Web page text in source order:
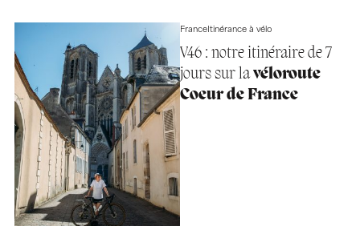
FranceItinérance à vélo
V46 : notre itinéraire de 7
jours sur lavéloroute
Coeur de France